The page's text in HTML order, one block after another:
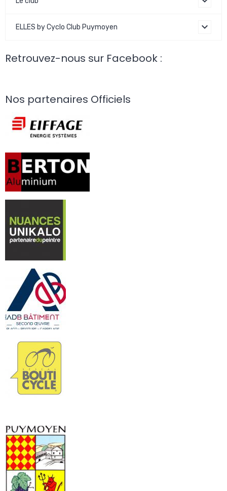
ELLES by Cyclo Club Puymoyen
Retrouvez-nous sur Facebook :
Nos partenaires Officiels